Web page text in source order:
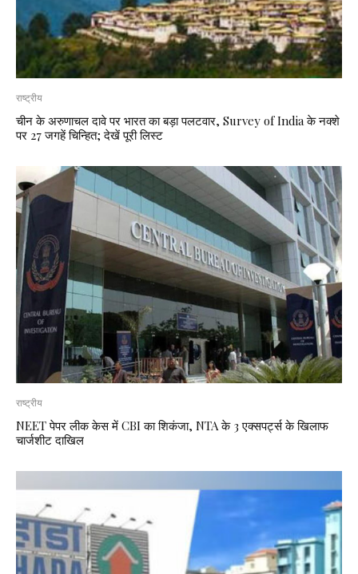
राष्ट्रीय
चीन के अरुणाचल दावे पर भारत का बड़ा पलटवार, Survey of India के नक्शे
पर 27 जगहें चिन्हित; देखें पूरी लिस्ट
राष्ट्रीय
NEET पेपर लीक केस में CBI का शिकंजा, NTA के 3 एक्सपर्ट्स के खिलाफ
चार्जशीट दाखिल